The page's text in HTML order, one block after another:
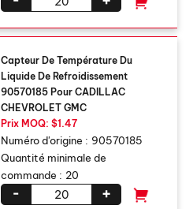
Capteur De Température Du
Liquide De Refroidissement
90570185 Pour CADILLAC
CHEVROLET GMC
Prix ​​MOQ: $1.47
Numéro d'origine : 90570185
Quantité minimale de
commande : 20
+
-